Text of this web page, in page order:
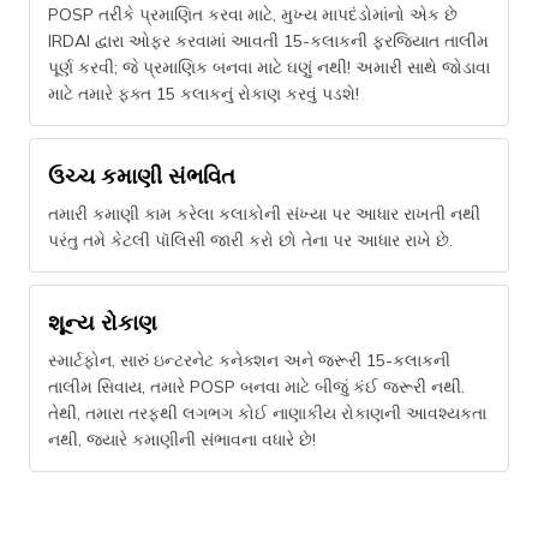
POSP તરીકે પ્રમાણિત કરવા માટે, મુખ્ય માપદંડોમાંનો એક છે
IRDAI દ્વારા ઓફર કરવામાં આવતી 15-કલાકની ફરજિયાત તાલીમ
પૂર્ણ કરવી; જે પ્રમાણિક બનવા માટે ઘણું નથી! અમારી સાથે જોડાવા
માટે તમારે ફક્ત 15 કલાકનું રોકાણ કરવું પડશે!
ઉચ્ચ કમાણી સંભવિત
તમારી કમાણી કામ કરેલા કલાકોની સંખ્યા પર આધાર રાખતી નથી
પરંતુ તમે કેટલી પૉલિસી જારી કરો છો તેના પર આધાર રાખે છે.
શૂન્ય રોકાણ
સ્માર્ટફોન, સારું ઇન્ટરનેટ કનેક્શન અને જરૂરી 15-કલાકની
તાલીમ સિવાય, તમારે POSP બનવા માટે બીજું કંઈ જરૂરી નથી.
તેથી, તમારા તરફથી લગભગ કોઈ નાણાકીય રોકાણની આવશ્યકતા
નથી, જ્યારે કમાણીની સંભાવના વધારે છે!